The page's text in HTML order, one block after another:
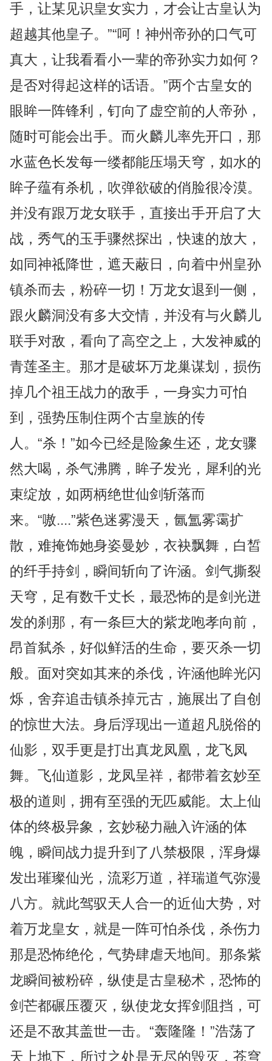
手，让某见识皇女实力，才会让古皇认为
超越其他皇子。”“呵！神州帝孙的口气可
真大，让我看看小一辈的帝孙实力如何？
是否对得起这样的话语。”两个古皇女的
眼眸一阵锋利，钉向了虚空前的人帝孙，
随时可能会出手。而火麟儿率先开口，那
水蓝色长发每一缕都能压塌天穹，如水的
眸子蕴有杀机，吹弹欲破的俏脸很冷漠。
并没有跟万龙女联手，直接出手开启了大
战，秀气的玉手骤然探出，快速的放大，
如同神祗降世，遮天蔽日，向着中州皇孙
镇杀而去，粉碎一切！万龙女退到一侧，
跟火麟洞没有多大交情，并没有与火麟儿
联手对敌，看向了高空之上，大发神威的
青莲圣主。那才是破坏万龙巢谋划，损伤
掉几个祖王战力的敌手，一身实力可怕
到，强势压制住两个古皇族的传
人。“杀！”如今已经是险象生还，龙女骤
然大喝，杀气沸腾，眸子发光，犀利的光
束绽放，如两柄绝世仙剑斩落而
来。“嗷....”紫色迷雾漫天，氤氲雾霭扩
散，难掩饰她身姿曼妙，衣袂飘舞，白皙
的纤手持剑，瞬间斩向了许涵。剑气撕裂
天穹，足有数千丈长，最恐怖的是剑光迸
发的刹那，有一条巨大的紫龙咆孝向前，
昂首弑杀，好似鲜活的生命，要灭杀一切
般。面对突如其来的杀伐，许涵他眸光闪
烁，舍弃追击镇杀掉元古，施展出了自创
的惊世大法。身后浮现出一道超凡脱俗的
仙影，双手更是打出真龙凤凰，龙飞凤
舞。飞仙道影，龙凤呈祥，都带着玄妙至
极的道则，拥有至强的无匹威能。太上仙
体的终极异象，玄妙秘力融入许涵的体
魄，瞬间战力提升到了八禁极限，浑身爆
发出璀璨仙光，流彩万道，祥瑞道气弥漫
八方。就此驾驭天人合一的近仙大势，对
着万龙皇女，就是一阵可怕杀伐，杀伤力
那是恐怖绝伦，气势肆虐天地间。那条紫
龙瞬间被粉碎，纵使是古皇秘术，恐怖的
剑芒都碾压覆灭，纵使龙女挥剑阻挡，可
还是不敌其盖世一击。“轰隆隆！”浩荡了
天上地下，所过之处是无尽的毁灭，苍穹